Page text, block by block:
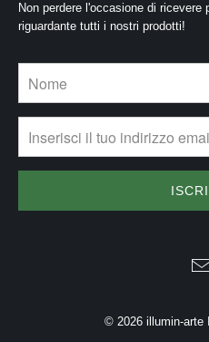
Non perdere l'occasione di
riguardante tutti i nostri prodotti!
© 2026 illumin-arte